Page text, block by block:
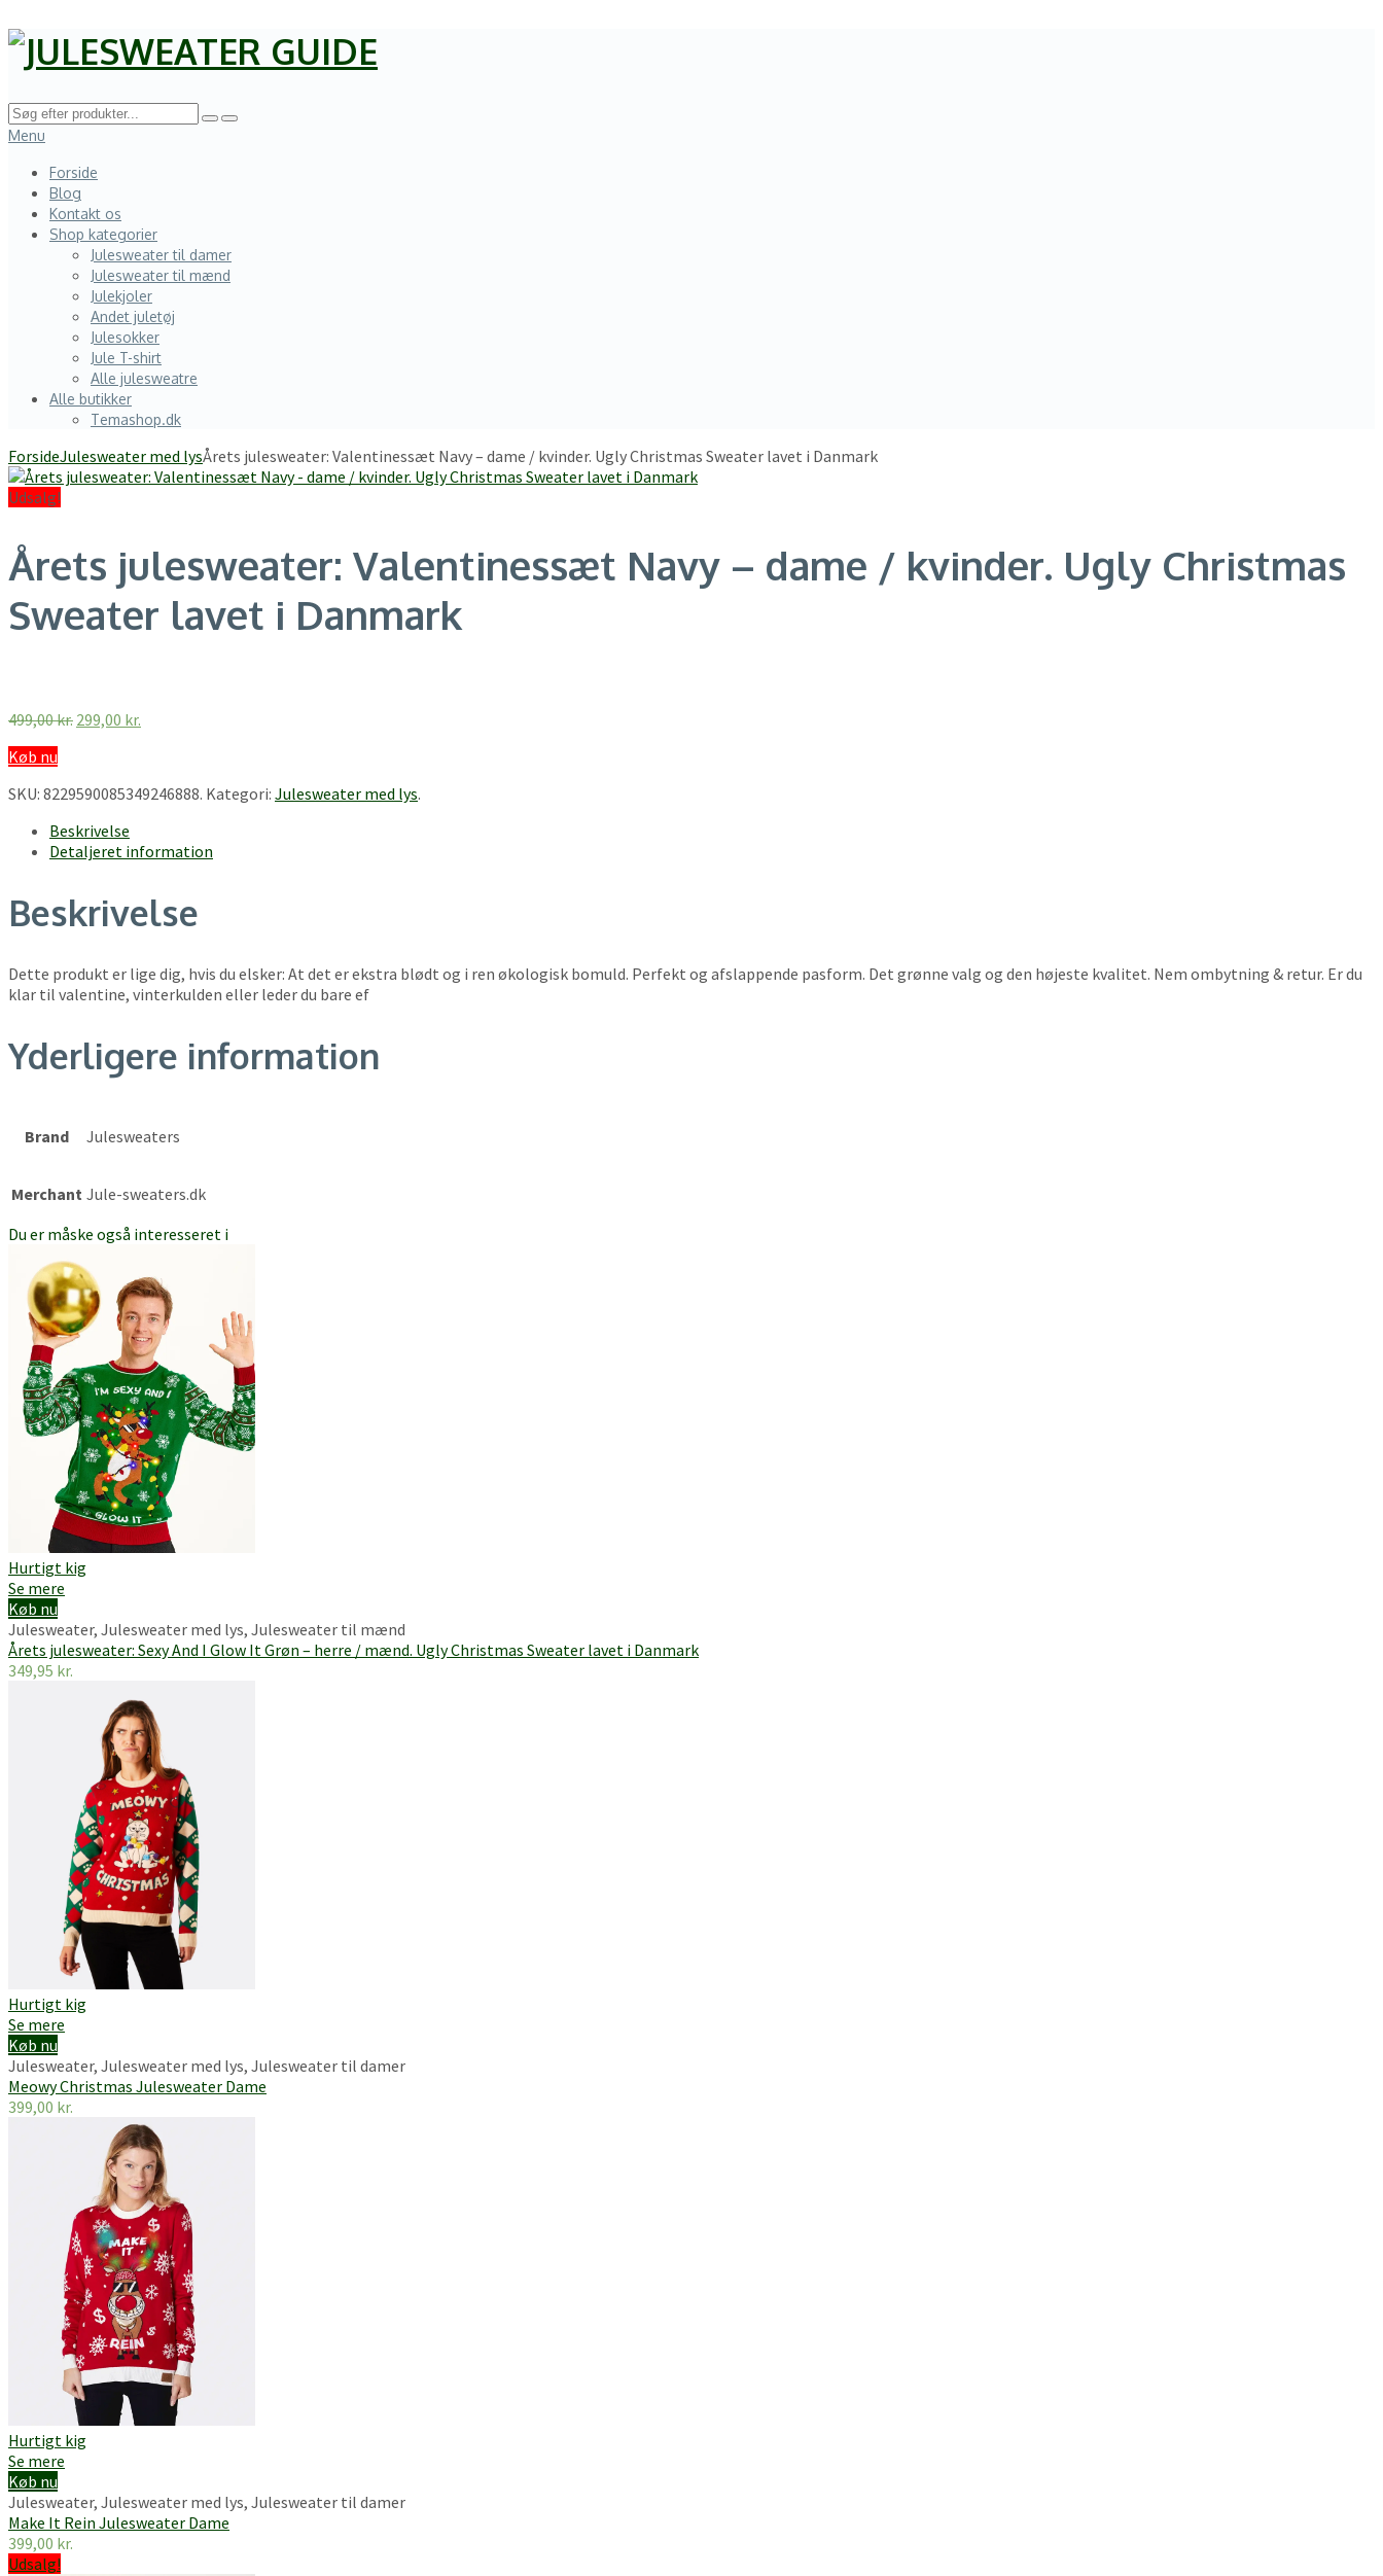
Menu
Forside
Blog
Kontakt os
Shop kategorier
Julesweater til damer
Julesweater til mænd
Julekjoler
Andet juletøj
Julesokker
Jule T-shirt
Alle julesweatre
Alle butikker
Temashop.dk
ForsideJulesweater med lysÅrets julesweater: Valentinessæt Navy – dame / kvinder. Ugly Christmas Sweater lavet i Danmark
Udsalg!
Årets julesweater: Valentinessæt Navy – dame / kvinder. Ugly Christmas
Sweater lavet i Danmark
499,00kr. Den
499,00 kr..
299,00 kr.
299,00 kr..
Køb nu
SKU: 8229590085349246888. Kategori: Julesweater med lys.
Beskrivelse
Detaljeret information
Beskrivelse
Dette produkt er lige dig, hvis du elsker: At det er ekstra blødt og i ren økologisk bomuld. Perfekt og afslappende pasform. Det grønne valg og den højeste kvalitet. Nem ombytning & retur. Er du
klar til valentine, vinterkulden eller leder du bare ef
Yderligere information
Brand Julesweaters
Merchant Jule-sweaters.dk
Du er måske også interesseret i
Hurtigt kig
Se mere
Køb nu
Julesweater, Julesweater med lys, Julesweater til mænd
Årets julesweater: Sexy And I Glow It Grøn – herre / mænd. Ugly Christmas Sweater lavet i Danmark
349,95 kr.
Hurtigt kig
Se mere
Køb nu
Julesweater, Julesweater med lys, Julesweater til damer
Meowy Christmas Julesweater Dame
399,00 kr.
Hurtigt kig
Se mere
Køb nu
Julesweater, Julesweater med lys, Julesweater til damer
Make It Rein Julesweater Dame
399,00 kr.
Udsalg!